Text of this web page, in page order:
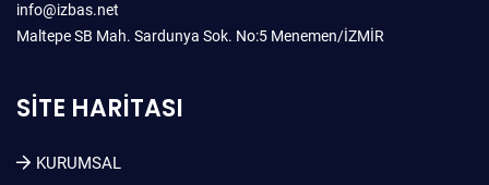
info@izbas.net
Maltepe SB Mah. Sardunya Sok. No:5 Menemen/İZMİR
SITE HARITASI
KURUMSAL